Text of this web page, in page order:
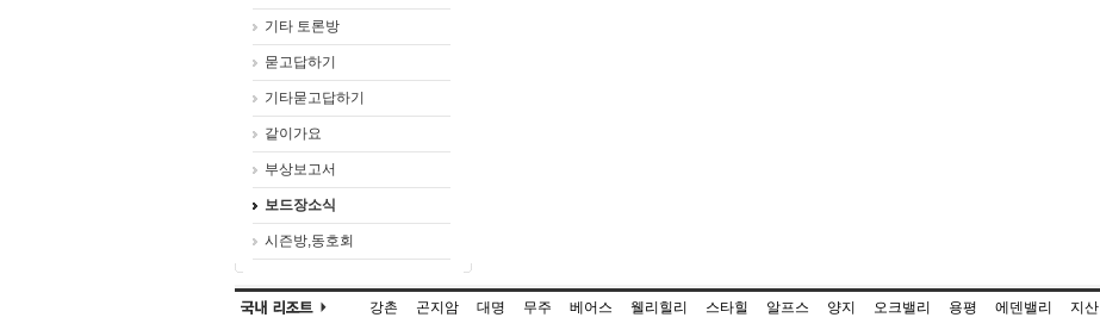
기타 토론방
묻고답하기
기타묻고답하기
같이가요
부상보고서
보드장소식
시즌방,동호회
강촌 곤지암 대명 무주 베어스 웰리힐리 스타힐 알프스 양지 오크밸리 용평 에덴밸리 지산